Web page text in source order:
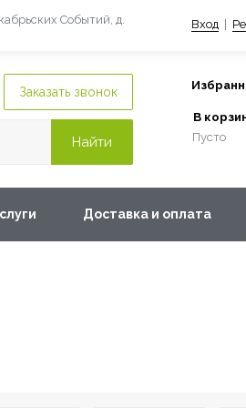
Событий, д.
Вход
В
Пусто
Доставка и оплата